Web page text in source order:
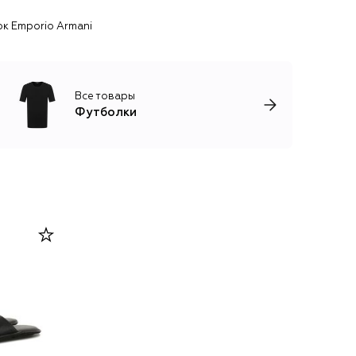
Emporio Armani
Все товары
Футболки